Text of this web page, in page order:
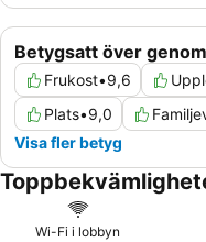
Betygsatt över
Frukost•9,6
Plats•9,0
Visa fler betyg
Wi-Fi i lobbyn